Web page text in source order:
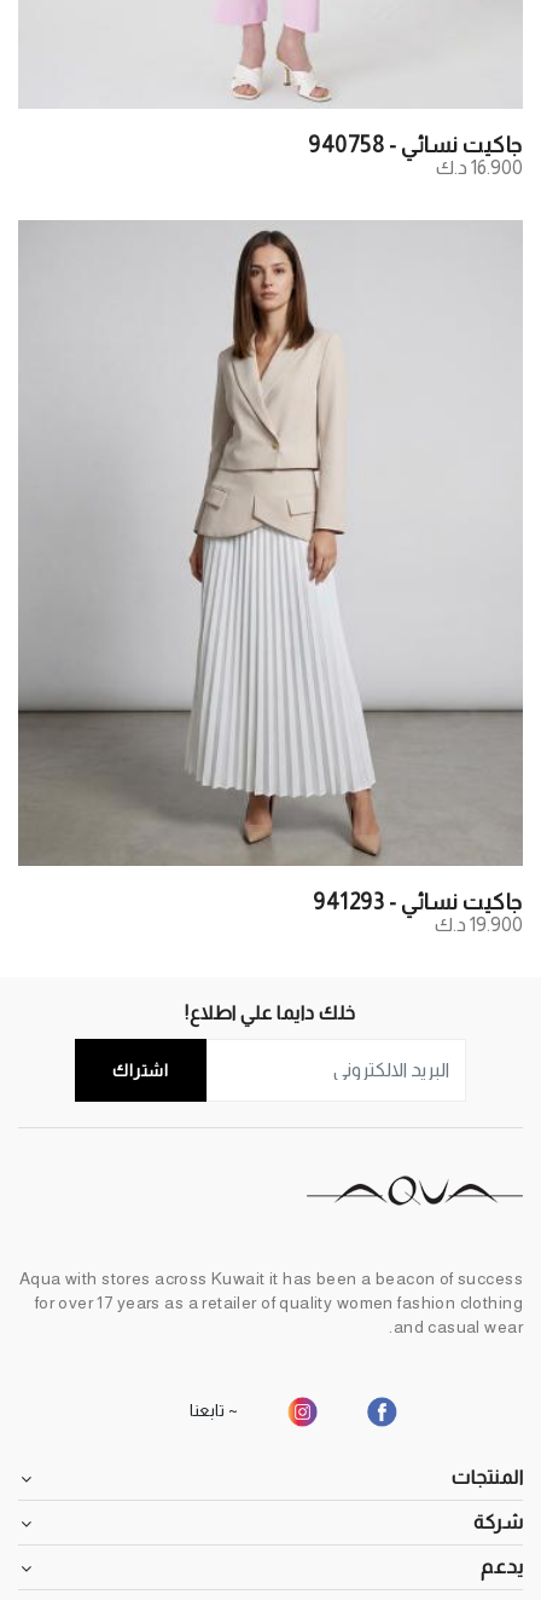
جاكيت نسائي - 940758
16.900 د.ك
جاكيت نسائي - 941293
19.900 د.ك
خلك دايما علي اطلاع!
اشتراك
Aqua with stores across Kuwait it has been a beacon of success
for over 17 years as a retailer of quality women fashion clothing
and casual wear.
~ تابعنا
المنتجات
شركة
يدعم